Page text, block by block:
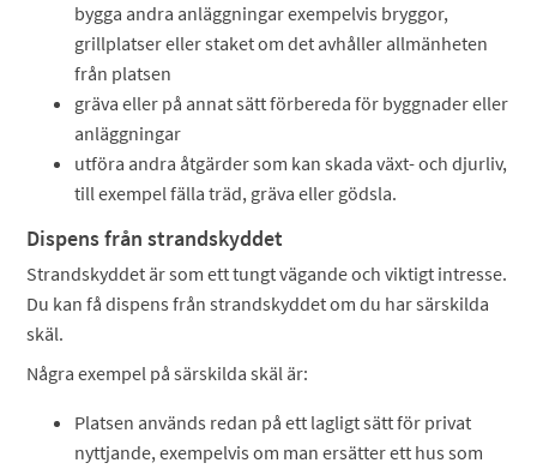
bygga andra anläggningar exempelvis bryggor,
grillplatser eller staket om det avhåller allmänheten
från platsen
gräva eller på annat sätt förbereda för byggnader eller
anläggningar
utföra andra åtgärder som kan skada växt- och djurliv,
till exempel fälla träd, gräva eller gödsla.
Dispens från strandskyddet
Strandskyddet är som ett tungt vägande och viktigt intresse.
Du kan få dispens från strandskyddet om du har särskilda
skäl.
Några exempel på särskilda skäl är:
Platsen används redan på ett lagligt sätt för privat
nyttjande, exempelvis om man ersätter ett hus som